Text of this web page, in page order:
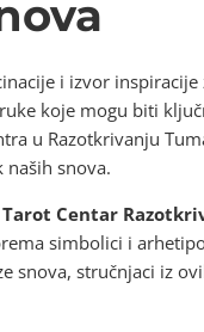
i izvor
koje mogu biti
u Razotkrivanju
snova.
Centar
simbolici i
snova, stručnjaci iz